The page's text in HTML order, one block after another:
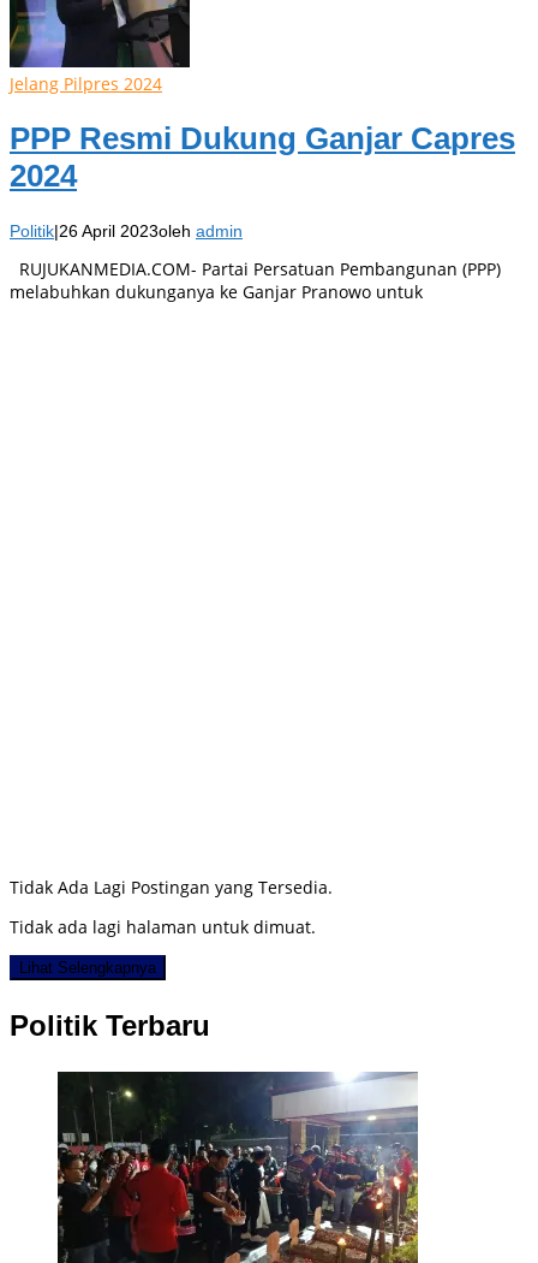
Jelang Pilpres 2024
PPP Resmi Dukung Ganjar Capres
2024
Politik|26 April 2023oleh admin
RUJUKANMEDIA.COM- Partai Persatuan Pembangunan (PPP)
melabuhkan dukunganya ke Ganjar Pranowo untuk
Tidak Ada Lagi Postingan yang Tersedia.
Tidak ada lagi halaman untuk dimuat.
Lihat Selengkapnya
Politik Terbaru